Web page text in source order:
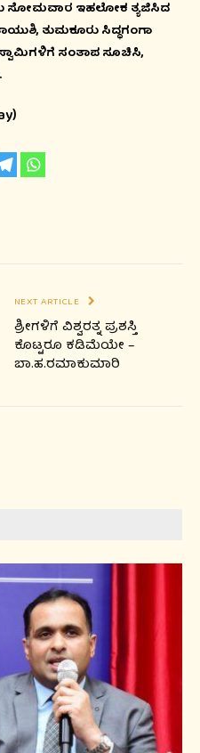
ಸೋಮವಾರ ಇಹಲೋಕ ತ್ಯಜಿಸಿದ
ತುಮಕೂರು ಸಿದ್ಧಗಂಗಾ
ಸಂತಾಪ ಸೂಚಿಸಿ,
NEXT ARTICLE
ಶ್ರೀಗಳಿಗೆ ವಿಶ್ವರತ್ನ ಪ್ರಶಸ್ತಿ
ಕೊಟ್ಟರೂ ಕಡಿಮೆಯೇ –
ಬಾ.ಹ.ರಮಾಕುಮಾರಿ